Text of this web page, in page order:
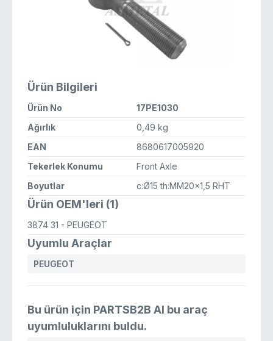
Ürün Bilgileri
Ürün No
17PE1030
Ağırlık
0,49 kg
EAN
8680617005920
Tekerlek Konumu
Front Axle
Boyutlar
c:Ø15 th:MM20x1,5 RHT
Ürün OEM'leri (1)
3874 31 - PEUGEOT
Uyumlu Araçlar
PEUGEOT
Bu ürün için PARTSB2B AI bu araç
uyumluluklarını buldu.